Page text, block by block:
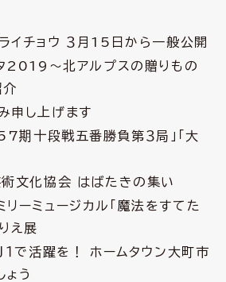
イチョウ ３月15日から一般公開
2019～北アルプスの贈りもの
申し上げます
期十段戦五番勝負第３局」「大
文化協会 はばたきの集い
リーミュージカル「魔法をすてた
え展
１で活躍を！ ホームタウン大町市
ょう